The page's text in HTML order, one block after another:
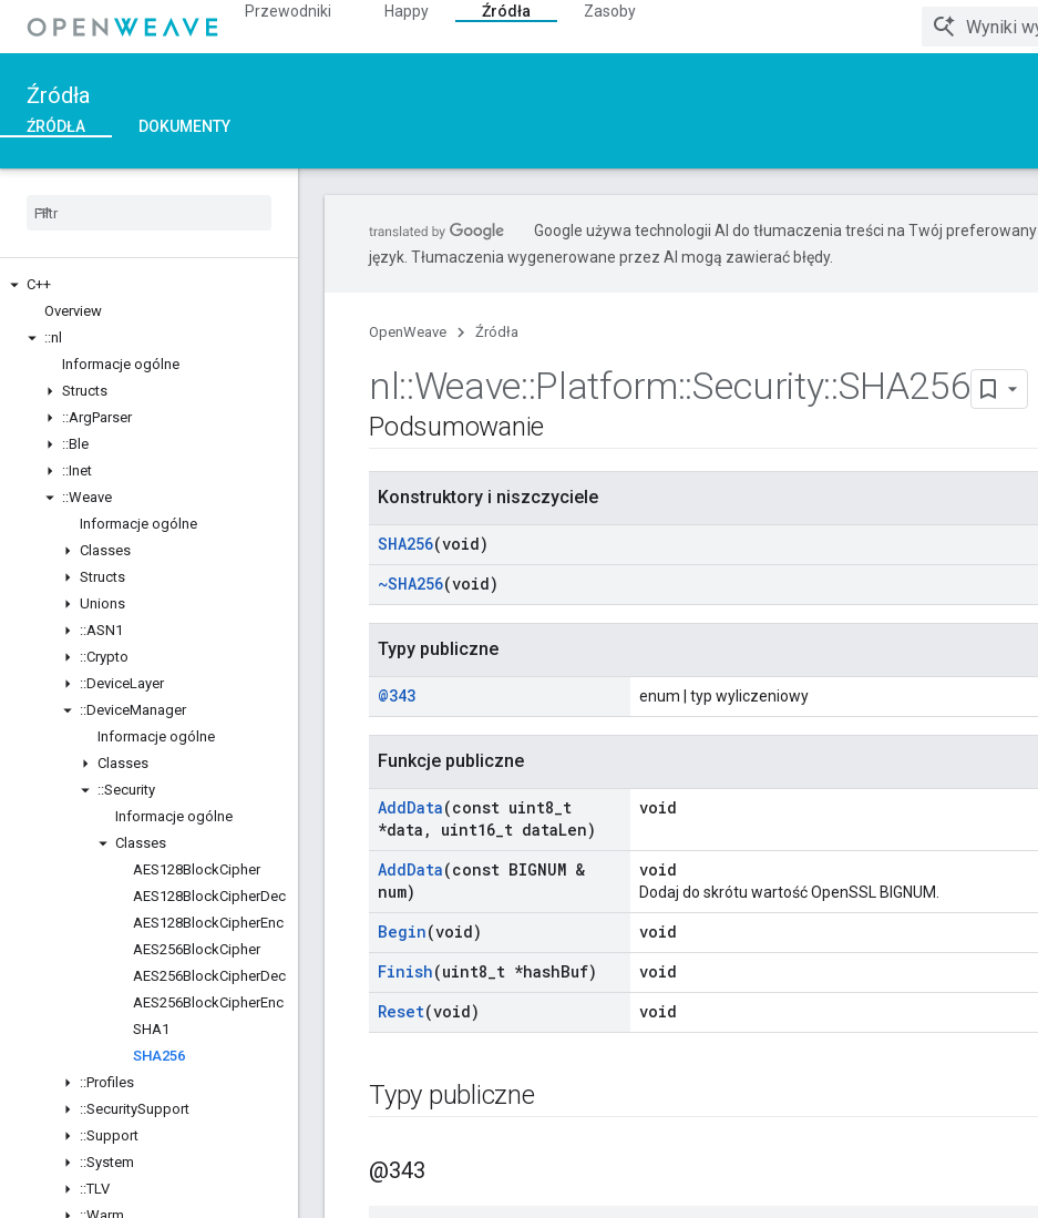
Przewodniki Happy Źródła
Zasoby
Źródła
ŹRÓDŁA DOKUMENTY
C++
Overview
::nl
Informacje ogólne
Structs
::ArgParser
::Ble
::Inet
::Weave
Informacje ogólne
Classes
Structs
Unions
::ASN1
::Crypto
::DeviceLayer
::DeviceManager
Informacje ogólne
Classes
::Security
Informacje ogólne
Classes
AES128BlockCipher
AES128BlockCipherDec
AES128BlockCipherEnc
AES256BlockCipher
AES256BlockCipherDec
AES256BlockCipherEnc
SHA1
SHA256
::Profiles
::SecuritySupport
::Support
::System
::TLV
Google używa technologii AI do tłumaczenia treści na Twój preferowany
język. Tłumaczenia wygenerowane przez AI mogą zawierać błędy.
OpenWeave Źródła
nl::Weave::Platform::Security::SHA256
Podsumowanie
Konstruktory i niszczyciele
SHA256(void)
~SHA256(void)
Typy publiczne
@343 enum | typ wyliczeniowy
Funkcje publiczne
AddData(const uint8 t
*data , uint16 t dataLen)
void
AddData(const BIGNUM &
num)
void
Dodaj do skrótu wartość OpenSSL BIGNUM.
Begin(void)
void
Finish(uint8 t *hashBuf)
void
Reset(void) void
Typy publiczne
@343